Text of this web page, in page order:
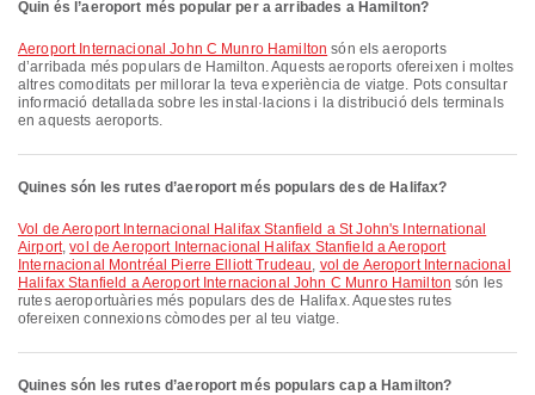
Quin és l’aeroport més popular per a arribades a Hamilton?
Aeroport Internacional John C Munro Hamilton són els aeroports
d’arribada més populars de Hamilton. Aquests aeroports ofereixen i moltes
altres comoditats per millorar la teva experiència de viatge. Pots consultar
informació detallada sobre les instal·lacions i la distribució dels terminals
en aquests aeroports.
Quines són les rutes d’aeroport més populars des de Halifax?
vol de Aeroport Internacional Halifax Stanfield a St John's International
Airport,vol de Aeroport Internacional Halifax Stanfield a Aeroport
Internacional Montréal Pierre Elliott Trudeau, vol de Aeroport Internacional
Halifax Stanfield a Aeroport Internacional John C Munro Hamilton són les
rutes aeroportuàries més populars des de Halifax. Aquestes rutes
ofereixen connexions còmodes per al teu viatge.
Quines són les rutes d’aeroport més populars cap a Hamilton?